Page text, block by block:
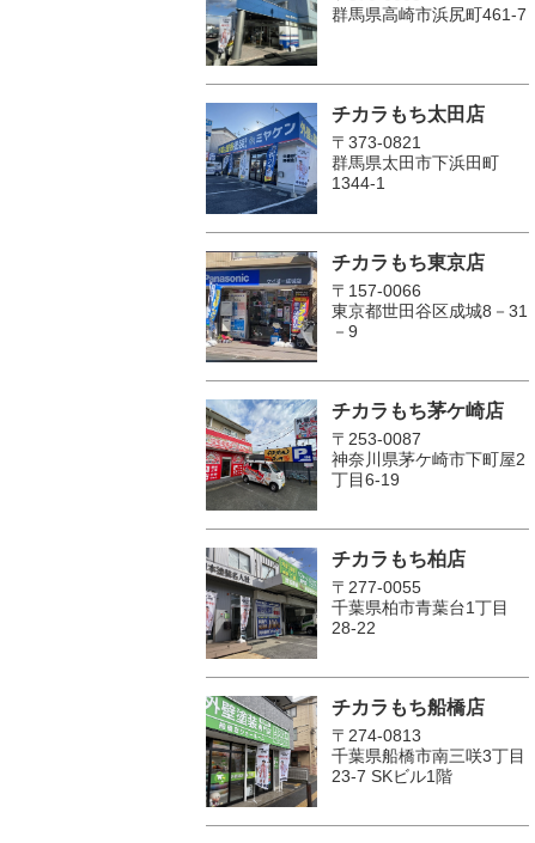
群馬県高崎市浜尻町461-7
チカラもち太田店
〒373-0821
群馬県太田市下浜田町
1344-1
チカラもち東京店
〒157-0066
東京都世田谷区成城8－31
－9
チカラもち茅ケ崎店
〒253-0087
神奈川県茅ケ崎市下町屋2
丁目6-19
チカラもち柏店
〒277-0055
千葉県柏市青葉台1丁目
28-22
チカラもち船橋店
〒274-0813
千葉県船橋市南三咲3丁目
23-7 SKビル1階